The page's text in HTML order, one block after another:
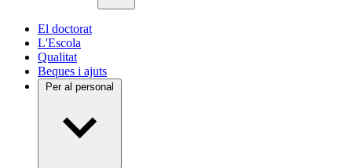
El doctorat
L'Escola
Qualitat
Beques i ajuts
Per al personal